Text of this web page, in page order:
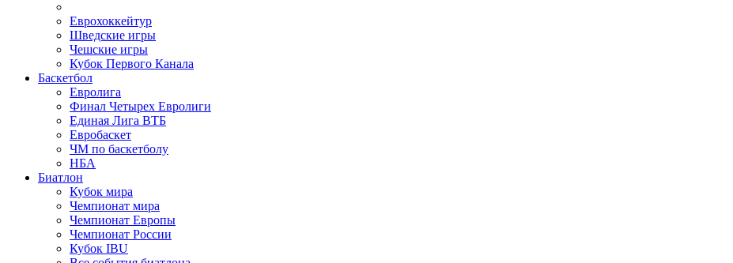
Еврохоккейтур
Шведские игры
Чешские игры
Кубок Первого Канала
Баскетбол
Евролига
Финал Четырех Евролиги
Единая Лига ВТБ
Евробаскет
ЧМ по баскетболу
НБА
Биатлон
Кубок мира
Чемпионат мира
Чемпионат Европы
Чемпионат России
Кубок IBU